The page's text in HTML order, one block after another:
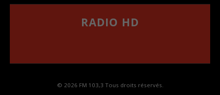
RADIO HD
© 2026 FM 103,3 Tous droits réservés.